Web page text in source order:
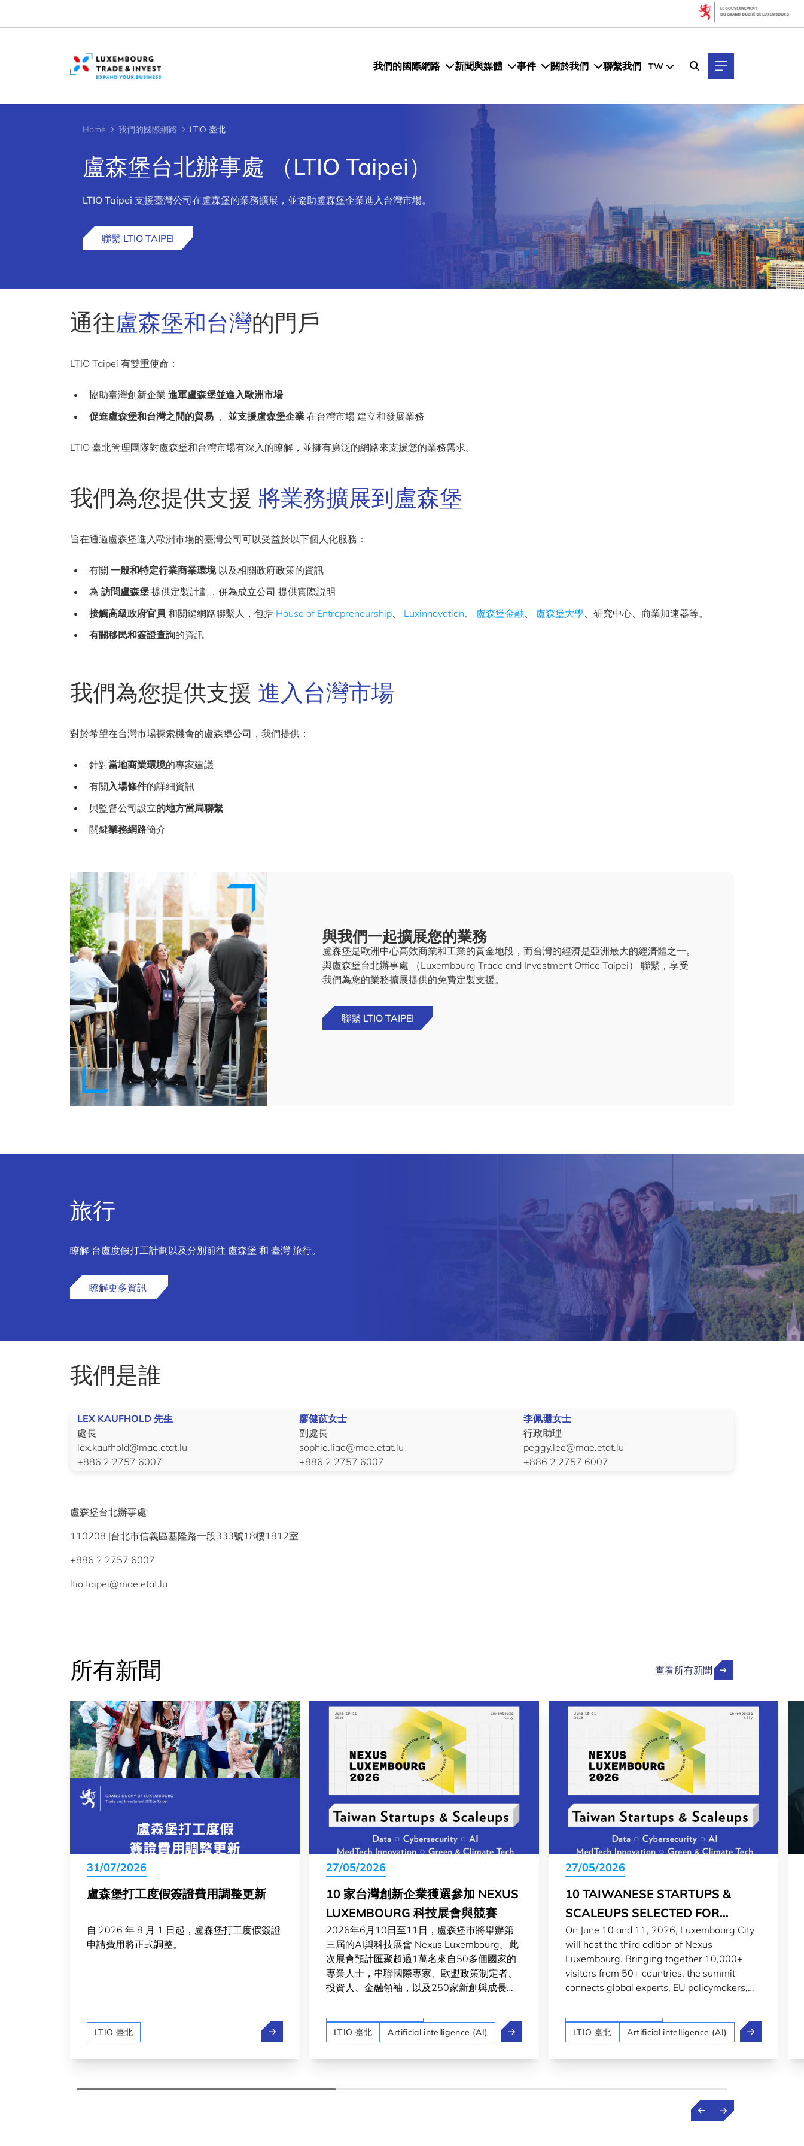
我們的國際網路 新聞與媒體 事件 關於我們 聯繫我們 TW
Home 我們的國際網路 LTIO 臺北
盧森堡台北辦事處 （LTIO Taipei）
LTIO Taipei 支援臺灣公司在盧森堡的業務擴展，並協助盧森堡企業進入台灣市場。
聯繫 LTIO TAIPEI
通往盧森堡和台灣的門戶
LTIO Taipei 有雙重使命：
協助臺灣創新企業 進軍盧森堡並進入歐洲市場
促進盧森堡和台灣之間的貿易 ， 並支援盧森堡企業 在台灣市場 建立和發展業務
LTIO 臺北管理團隊對盧森堡和台灣市場有深入的瞭解，並擁有廣泛的網路來支援您的業務需求。
我們為您提供支援 將業務擴展到盧森堡
旨在通過盧森堡進入歐洲市場的臺灣公司可以受益於以下個人化服務：
有關 一般和特定行業商業環境以及相關政府政策的資訊
為 訪問盧森堡 提供定製計劃，併為成立公司 提供實際説明
接觸高級政府官員 和關鍵網路聯繫人，包括 House of Entrepreneurship、 Luxinnovation、 盧森堡金融、 盧森堡大學、研究中心、商業加速器等。
有關移民和簽證查詢的資訊
我們為您提供支援 進入台灣市場
對於希望在台灣市場探索機會的盧森堡公司，我們提供：
針對當地商業環境的專家建議
有關入場條件的詳細資訊
與監督公司設立的地方當局聯繫
關鍵業務網路簡介
與我們一起擴展您的業務
盧森堡是歐洲中心高效商業和工業的黃金地段，而台灣的經濟是亞洲最大的經濟體之一。
與盧森堡台北辦事處 （Luxembourg Trade and Investment Office Taipei） 聯繫，享受
我們為您的業務擴展提供的免費定製支援。
聯繫 LTIO TAIPEI
旅行
瞭解 台盧度假打工計劃以及分別前往 盧森堡 和 臺灣 旅行。
瞭解更多資訊
我們是誰
LEX KAUFHOLD 先生
處長
lex.kaufhold@mae.etat.lu
+886 2 2757 6007
廖健苡女士
副處長
sophie.liao@mae.etat.lu
+886 2 2757 6007
李佩珊女士
行政助理
peggy.lee@mae.etat.lu
+886 2 2757 6007
盧森堡台北辦事處
110208 |台北市信義區基隆路一段333號18樓1812室
+886 2 2757 6007
ltio.taipei@mae.etat.lu
所有新聞 查看所有新聞
31/07/2026
盧森堡打工度假簽證費用調整更新
自 2026 年 8 月 1 日起，盧森堡打工度假簽證
申請費用將正式調整。
LTIO 臺北 盧森堡打工度假簽證費用調整更新
27/05/2026
10 家台灣創新企業獲選參加 NEXUS
LUXEMBOURG 科技展會與競賽
2026年6月10日至11日，盧森堡市將舉辦第
三屆的AI與科技展會 Nexus Luxembourg。此
次展會預計匯聚超過1萬名來自50多個國家的
專業人士，串聯國際專家、歐盟政策制定者、
投資人、金融領袖，以及250家新創與成長型
LTIO 臺北 Artificial intelligence (AI) 10 家台灣創新企業獲選參加 Nexus Luxembourg 科技展會與競賽
27/05/2026
10 TAIWANESE STARTUPS &
SCALEUPS SELECTED FOR
NEXUS LUXEMBOURG 2026
On June 10 and 11, 2026, Luxembourg City
will host the third edition of Nexus
Luxembourg. Bringing together 10,000+
visitors from 50+ countries, the summit
connects global experts, EU policymakers,
and scaleups competing for a €100,000
Grand Prize.
LTIO 臺北 Artificial intelligence (AI) 10